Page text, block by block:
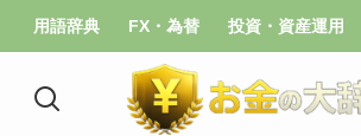
用語辞典 FX・為替 投資・資産運用